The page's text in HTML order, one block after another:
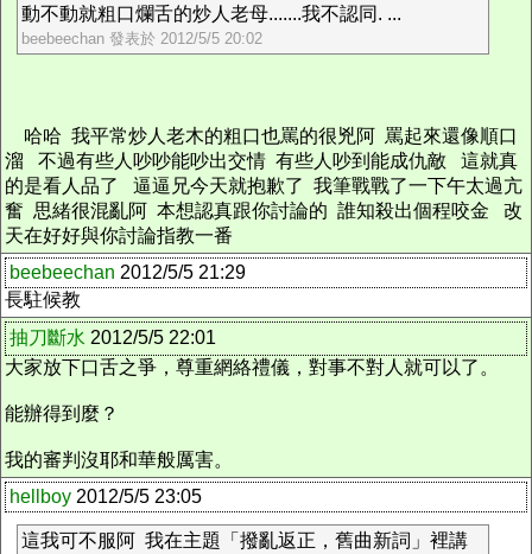
動不動就粗口爛舌的炒人老母.......我不認同. ...
beebeechan 發表於 2012/5/5 20:02
哈哈 我平常炒人老木的粗口也罵的很兇阿 罵起來還像順口
溜 不過有些人吵吵能吵出交情 有些人吵到能成仇敵 這就真
的是看人品了 逼逼兄今天就抱歉了 我筆戰戰了一下午太過亢
奮 思緒很混亂阿 本想認真跟你討論的 誰知殺出個程咬金 改
天在好好與你討論指教一番
beebeechan 2012/5/5 21:29
長駐候教
抽刀斷水 2012/5/5 22:01
大家放下口舌之爭，尊重網絡禮儀，對事不對人就可以了。
能辦得到麼？
我的審判沒耶和華般厲害。
hellboy 2012/5/5 23:05
這我可不服阿 我在主題「撥亂返正，舊曲新詞」裡講